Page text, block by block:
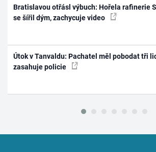
Bratislavou otřásl výbuch: Hořela rafinerie
se šířil dým, zachycuje video
Útok v Tanvaldu: Pachatel měl pobodat tři
zasahuje policie